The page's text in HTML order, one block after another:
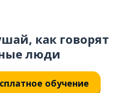
как говорят
люди
обучение